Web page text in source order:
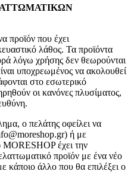
προϊόν που έχει
λάθος. Τα προϊόντα
λόγω χρήσης δεν θεωρούνται
υποχρεωμένος να ακολουθεί
στο εσωτερικό
οι κανόνες πλυσίματος,
ο πελάτης οφείλει να
ή με
έχει την
προϊόν με ένα νέο
κάποιο άλλο που θα επιλέξει ο